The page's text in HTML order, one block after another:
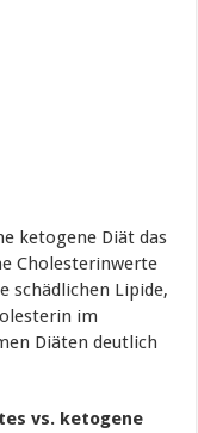
ketogene Diät das
Cholesterinwerte
schädlichen Lipide,
im
Diäten deutlich
vs. ketogene